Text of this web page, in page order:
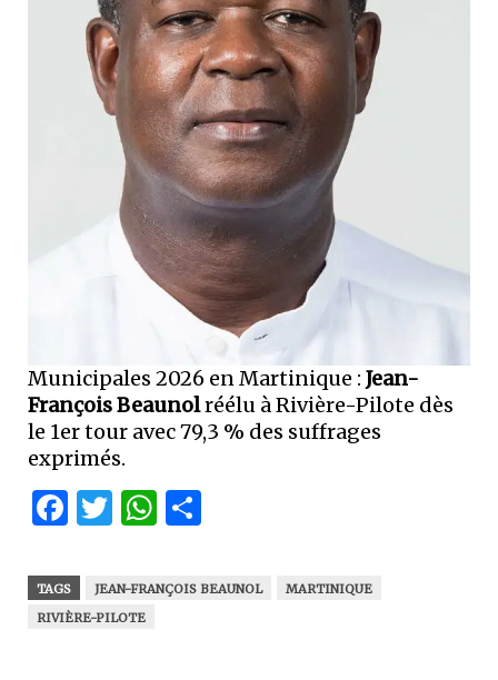
Municipales 2026 en Martinique : Jean-
François Beaunolréélu à Rivière-Pilote dès
le 1er tour avec 79,3 % des suffrages
exprimés.
Facebook
Twitter
WhatsApp
TAGS JEAN-FRANÇOIS BEAUNOL
MARTINIQUE
RIVIÈRE-PILOTE